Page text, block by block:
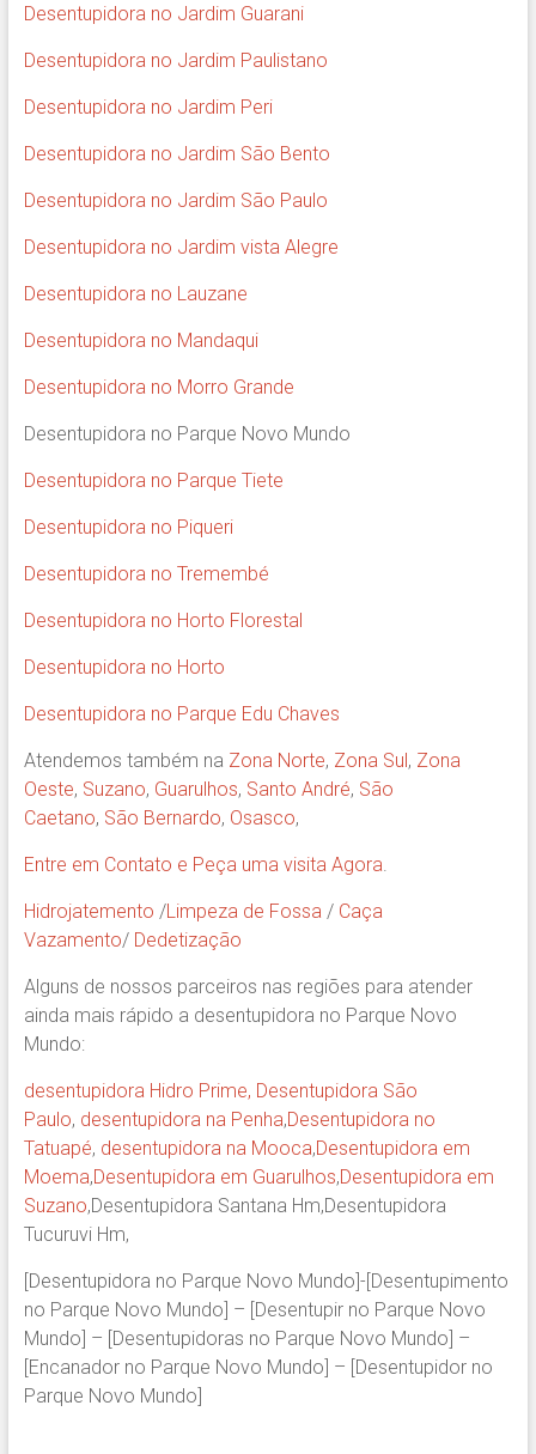
Desentupidora no Jardim Guarani
Desentupidora no Jardim Paulistano
Desentupidora no Jardim Peri
Desentupidora no Jardim São Bento
Desentupidora no Jardim São Paulo
Desentupidora no Jardim vista Alegre
Desentupidora no Lauzane
Desentupidora no Mandaqui
Desentupidora no Morro Grande
Desentupidora no Parque Novo Mundo
Desentupidora no Parque Tiete
Desentupidora no Piqueri
Desentupidora no Tremembé
Desentupidora no Horto Florestal
Desentupidora no Horto
Desentupidora no Parque Edu Chaves
Atendemos também na Zona Norte, Zona Sul, Zona
Oeste, Suzano, Guarulhos, Santo André, São
Caetano, São Bernardo, Osasco,
Entre em Contato e Peça uma visita Agora.
Hidrojatemento /Limpeza de Fossa/ Caça
Vazamento/ Dedetização
Alguns de nossos parceiros nas regiões para atender
ainda mais rápido a desentupidora no Parque Novo
Mundo:
desentupidora Hidro Prime, Desentupidora São
Paulo, desentupidora na Penha,Desentupidora no
Tatuapé, desentupidora na Mooca,Desentupidora em
Moema,Desentupidora em Guarulhos,Desentupidora em
Suzano,Desentupidora Santana Hm,Desentupidora
Tucuruvi Hm,
[Desentupidora no Parque Novo Mundo]-[Desentupimento
no Parque Novo Mundo] – [Desentupir no Parque Novo
Mundo] – [Desentupidoras no Parque Novo Mundo] –
[Encanador no Parque Novo Mundo] – [Desentupidor no
Parque Novo Mundo]